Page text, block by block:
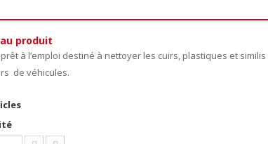
produit
à l’emploi destiné à nettoyer les cuirs, plastiques et similis
de véhicules.